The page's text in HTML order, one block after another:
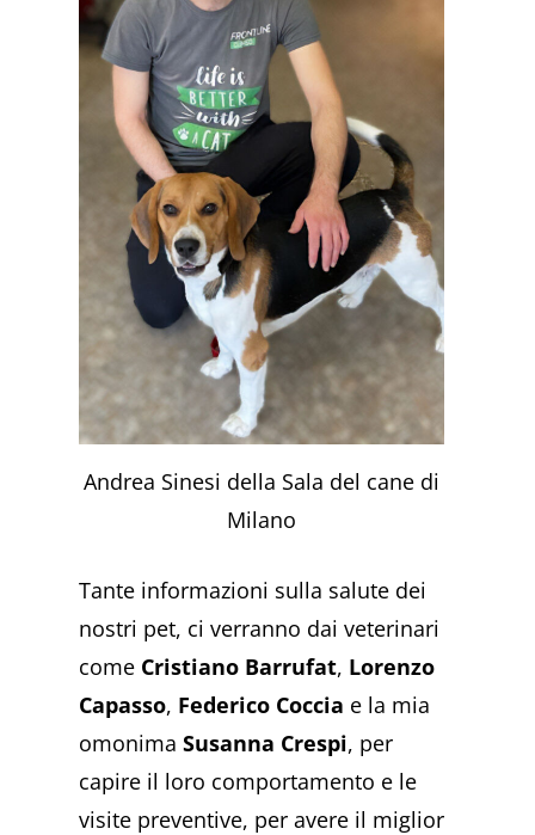
Andrea Sinesi della Sala del cane di
Milano
Tante informazioni sulla salute dei
nostri pet, ci verranno dai veterinari
come Cristiano Barrufat, Lorenzo
Capasso, Federico Coccia e la mia
omonimaSusanna Crespi, per
capire il loro comportamento e le
visite preventive, per avere il miglior